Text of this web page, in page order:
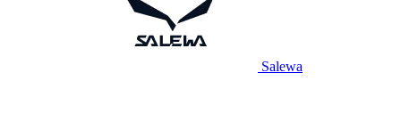
Salewa